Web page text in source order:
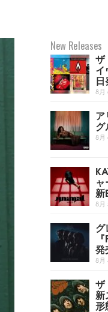
New Releases
ザ
8月
8月
新
8月
発
8月
ザ
新
形